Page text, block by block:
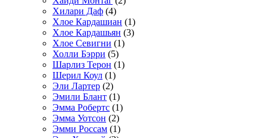
Хилари Даф (4)
Хлое Кардашиан (1)
Хлое Кардашьян (3)
Хлое Севигни (1)
Холли Бэрри (5)
Шарлиз Терон (1)
Шерил Коул (1)
Эли Лартер (2)
Эмили Блант (1)
Эмма Робертс (1)
Эмма Уотсон (2)
Эмми Россам (1)